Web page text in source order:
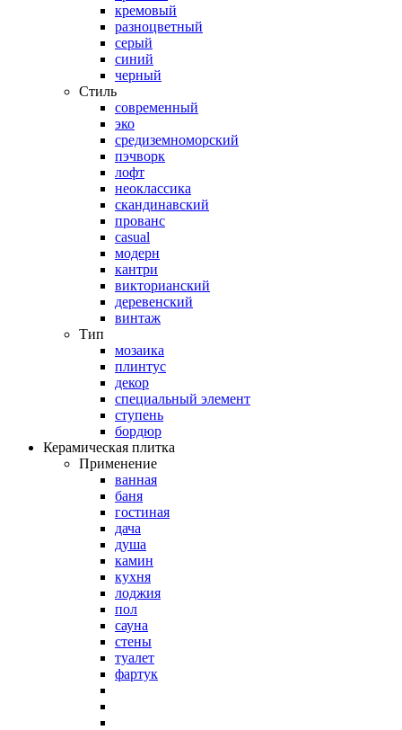
кремовый
разноцветный
серый
синий
черный
Стиль
современный
эко
средиземноморский
пэчворк
лофт
неоклассика
скандинавский
прованс
casual
модерн
кантри
викторианский
деревенский
винтаж
Тип
мозаика
плинтус
декор
специальный элемент
ступень
бордюр
Керамическая плитка
Применение
ванная
баня
гостиная
дача
душа
камин
кухня
лоджия
пол
сауна
стены
туалет
фартук